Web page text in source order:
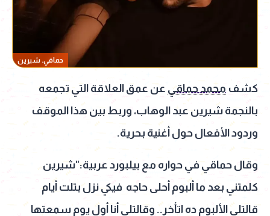
حماقي. شيرين
كشف محمد حماقي عن عمق العلاقة التي تجمعه
بالنجمة شيرين عبد الوهاب، وربط بين هذا الموقف
وردود الأفعال حول أغنية بحرية.
وقال حماقي في حواره مع بيلبورد عربية:"شيرين
كلمتني بعد ما ألبوم أحلى حاجه فيكي نزل بتلت أيام
قالتلي الألبوم ده اتأخر.. وقالتلي أنا أول يوم سمعتها